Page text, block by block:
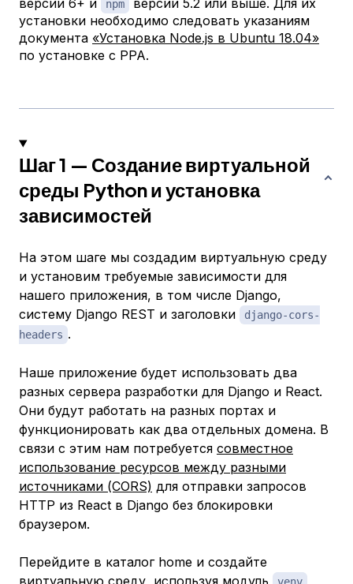
версии 6+ и
npm
версии 5.2 или выше. Для их
установки необходимо следовать указаниям
документа «Установка Node.js в Ubuntu 18.04»
по установке с PPA.
Шаг 1 — Создание виртуальной
среды Python и установка
зависимостей
На этом шаге мы создадим виртуальную среду
и установим требуемые зависимости для
нашего приложения, в том числе Django,
систему Django REST и заголовки
django-cors-
headers .
Наше приложение будет использовать два
разных сервера разработки для Django и React.
Они будут работать на разных портах и
функционировать как два отдельных домена. В
связи с этим нам потребуется совместное
использование ресурсов между разными
источниками (CORS) для отправки запросов
HTTP из React в Django без блокировки
браузером.
Перейдите в каталог home и создайте